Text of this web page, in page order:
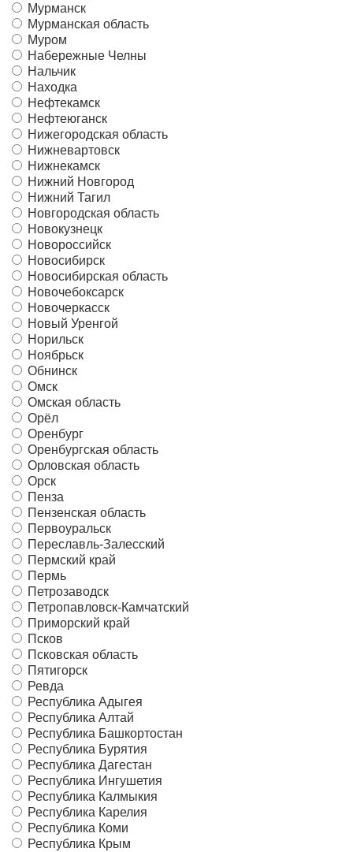
Мурманск
Мурманская область
Муром
Набережные Челны
Нальчик
Находка
Нефтекамск
Нефтеюганск
Нижегородская область
Нижневартовск
Нижнекамск
Нижний Новгород
Нижний Тагил
Новгородская область
Новокузнецк
Новороссийск
Новосибирск
Новосибирская область
Новочебоксарск
Новочеркасск
Новый Уренгой
Норильск
Ноябрьск
Обнинск
Омск
Омская область
Орёл
Оренбург
Оренбургская область
Орловская область
Орск
Пенза
Пензенская область
Первоуральск
Переславль-Залесский
Пермский край
Пермь
Петрозаводск
Петропавловск-Камчатский
Приморский край
Псков
Псковская область
Пятигорск
Ревда
Республика Адыгея
Республика Алтай
Республика Башкортостан
Республика Бурятия
Республика Дагестан
Республика Ингушетия
Республика Калмыкия
Республика Карелия
Республика Коми
Республика Крым